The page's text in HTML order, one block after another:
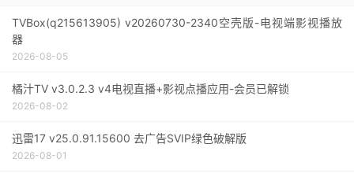
TVBox(q215613905) v20260730-2340空壳版-电视端影视播放
器
2026-08-05
橘汁TV v3.0.2.3 v4电视直播+影视点播应用-会员已解锁
2026-08-02
迅雷17 v25.0.91.15600 去广告SVIP绿色破解版
2026-08-01